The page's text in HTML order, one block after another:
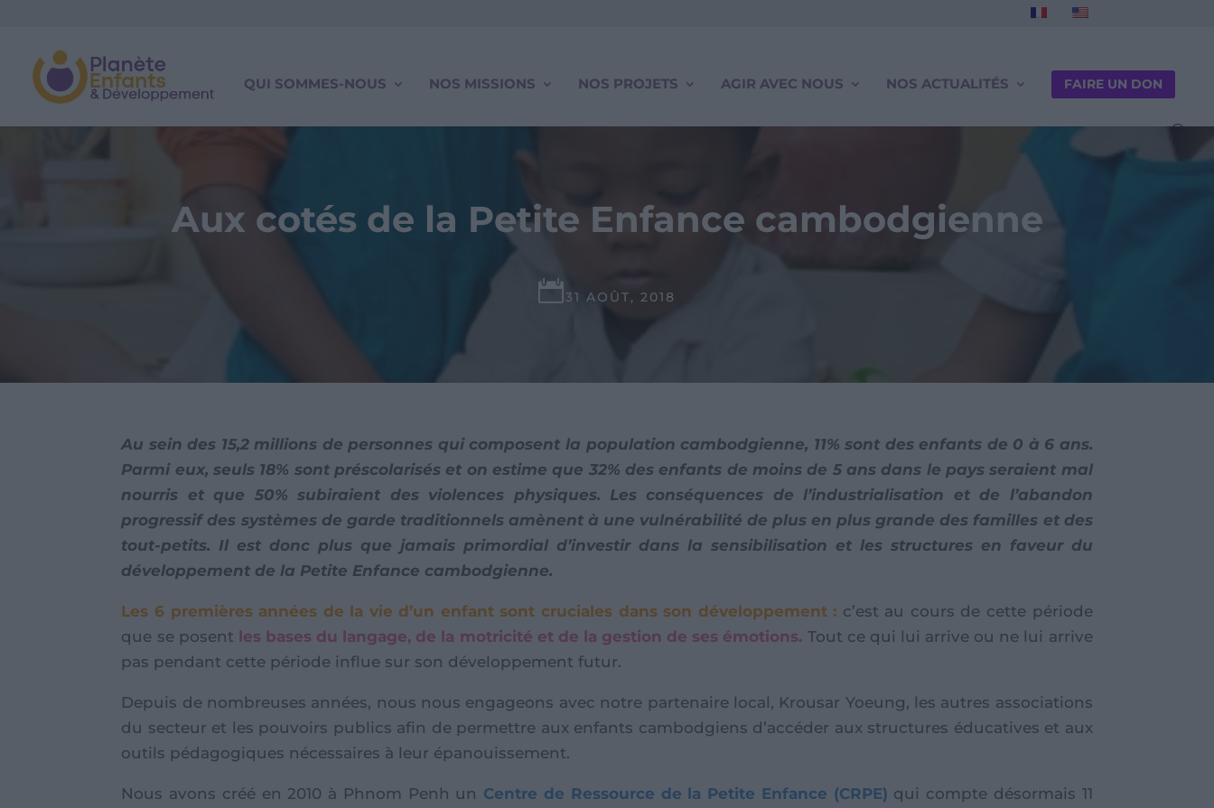
QUI SOMMES-NOUS NOS MISSIONS NOS PROJETS AGIR AVEC NOUS NOS ACTUALITÉS FAIRE UN DON
Aux cotés de la Petite Enfance cambodgienne
 31 AOÛT, 2018
Au sein des 15,2 millions de personnes qui composent la population cambodgienne, 11% sont des enfants de 0 à 6 ans.
Parmi eux, seuls 18% sont préscolarisés et on estime que 32% des enfants de moins de 5 ans dans le pays seraient mal
nourris et que 50% subiraient des violences physiques. Les conséquences de l’industrialisation et de l’abandon
progressif des systèmes de garde traditionnels amènent à une vulnérabilité de plus en plus grande des familles et des
tout-petits. Il est donc plus que jamais primordial d’investir dans la sensibilisation et les structures en faveur du
développement de la Petite Enfance cambodgienne.
Les 6 premières années de la vie d’un enfant sont cruciales dans son développement : c’est au cours de cette période
que se posent les bases du langage, de la motricité et de la gestion de ses émotions. Tout ce qui lui arrive ou ne lui arrive
pas pendant cette période influe sur son développement futur.
Depuis de nombreuses années, nous nous engageons avec notre partenaire local, Krousar Yoeung, les autres associations
du secteur et les pouvoirs publics afin de permettre aux enfants cambodgiens d’accéder aux structures éducatives et aux
outils pédagogiques nécessaires à leur épanouissement.
Nous avons créé en 2010 à Phnom Penh un Centre de Ressource de la Petite Enfance (CRPE) qui compte désormais 11